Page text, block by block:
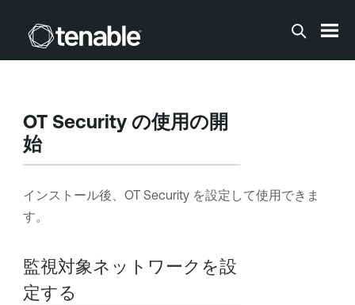
メインコンテンツに移動する
OT Securityの使用の開
始
インストール後、 OT Securityを設定して使用できま
す。
監視対象ネットワークを設
定する